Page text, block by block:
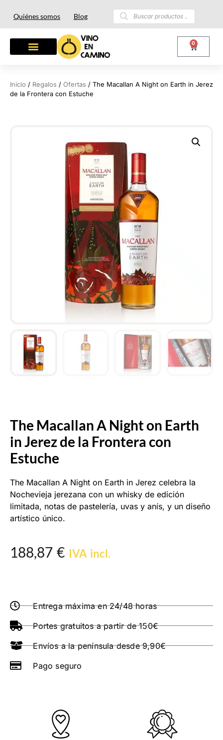
Quiénes somos Blog
0
Inicio / Regalos / Ofertas / The Macallan A Night on Earth in Jerez
de la Frontera con Estuche
The Macallan A Night on Earth
in Jerez de la Frontera con
Estuche
The Macallan A Night on Earth in Jerez celebra la
Nochevieja jerezana con un whisky de edición
limitada, notas de pastelería, uvas y anís, y un diseño
artístico único.
188,87 € IVA incl.
Entrega máxima en 24/48 horas
Portes gratuitos a partir de 150€
Envíos a la península desde 9,90€
Pago seguro